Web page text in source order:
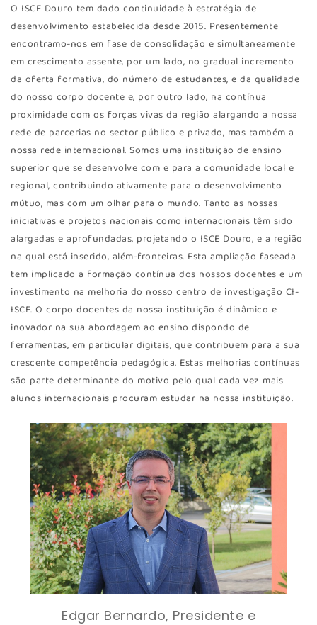
O ISCE Douro tem dado continuidade à estratégia de
desenvolvimento estabelecida desde 2015. Presentemente
encontramo-nos em fase de consolidação e simultaneamente
em crescimento assente, por um lado, no gradual incremento
da oferta formativa, do número de estudantes, e da qualidade
do nosso corpo docente e, por outro lado, na contínua
proximidade com os forças vivas da região alargando a nossa
rede de parcerias no sector público e privado, mas também a
nossa rede internacional. Somos uma instituição de ensino
superior que se desenvolve com e para a comunidade local e
regional, contribuindo ativamente para o desenvolvimento
mútuo, mas com um olhar para o mundo. Tanto as nossas
iniciativas e projetos nacionais como internacionais têm sido
alargadas e aprofundadas, projetando o ISCE Douro, e a região
na qual está inserido, além-fronteiras. Esta ampliação faseada
tem implicado a formação contínua dos nossos docentes e um
investimento na melhoria do nosso centro de investigação CI-
ISCE. O corpo docentes da nossa instituição é dinâmico e
inovador na sua abordagem ao ensino dispondo de
ferramentas, em particular digitais, que contribuem para a sua
crescente competência pedagógica. Estas melhorias contínuas
são parte determinante do motivo pelo qual cada vez mais
alunos internacionais procuram estudar na nossa instituição.
Edgar Bernardo, Presidente e